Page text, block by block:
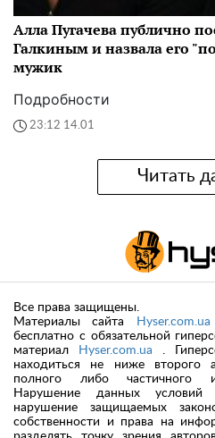
Алла Пугачева публично
Галкиным и назвала его
мужик
Подробности
23:12 14.01
Читать
Все права защищены.
Материалы сайта
Hyser.com.ua
бесплатно с обязательной
материал
Hyser.com.ua .
находиться не ниже второго
полного либо частичного
Нарушение данных условий
нарушение защищаемых
собственности и права на